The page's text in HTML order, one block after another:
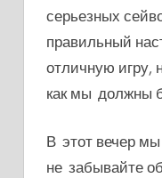
серьезных
правильный
отличную игру,
как мы должны
В этот вечер
не забывайте